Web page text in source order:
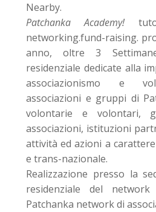
Nearby.
Patchanka Academy!
networking.fund-raising.
anno, oltre 3
residenziale dedicate alla
associazionismo e
associazioni e gruppi di
volontarie e volontari,
associazioni, istituzioni
attività ed azioni a
e trans-nazionale.
Realizzazione presso la
residenziale del
Patchanka network di